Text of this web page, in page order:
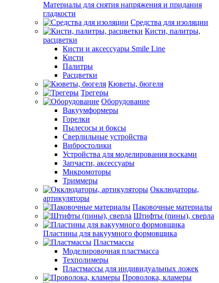
Материалы для снятия напряжения и придания
гладкости
Средства для изоляции
Кисти, палитры,
расцветки
Кисти и аксессуары Smile Line
Кисти
Палитры
Расцветки
Кюветы, бюгеля
Трегеры
Оборудование
Вакуумформеры
Горелки
Пылесосы и боксы
Сверлильные устройства
Вибростолики
Устройства для моделирования восками
Запчасти, аксессуары
Микромоторы
Триммеры
Окклюдаторы,
артикуляторы
Паковочные материалы
Штифты (пины), сверла
Пластины для вакуумного формовщика
Пластмассы
Моделировочная пластмасса
Техполимеры
Пластмассы для индивидуальных ложек
Проволока, кламеры